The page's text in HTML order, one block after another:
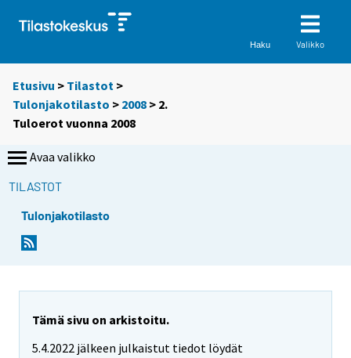
Haku Valikko
Etusivu > Tilastot >
Tulonjakotilasto > 2008 > 2.
Tuloerot vuonna 2008
Avaa valikko
TILASTOT
Tulonjakotilasto
Tämä sivu on arkistoitu.
5.4.2022 jälkeen julkaistut tiedot löydät